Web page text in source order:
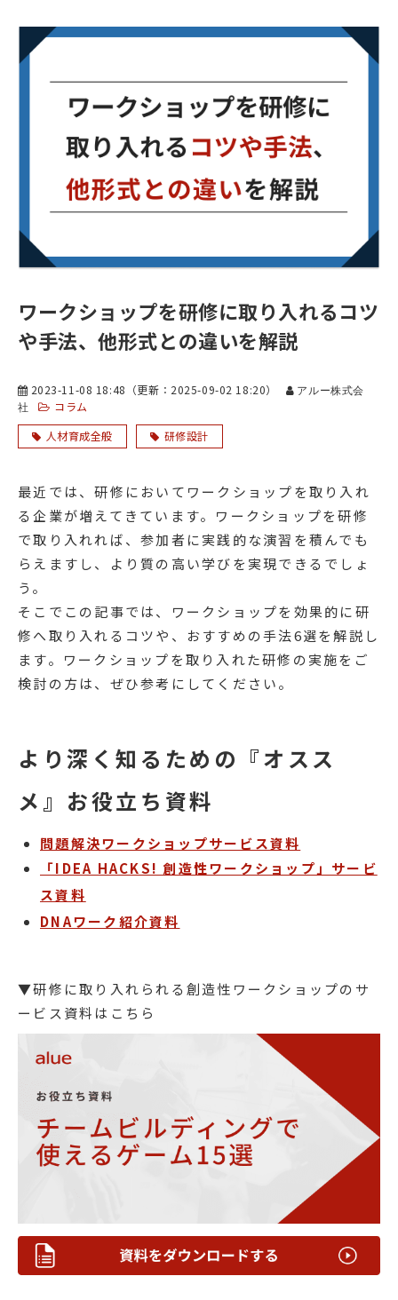
ワークショップを研修に取り入れるコツ
や手法、他形式との違いを解説
2023-11-08 18:48 （更新： 2025-09-02 18:20）
アルー株式会
社
コラム
人材育成全般
研修設計
最近では、研修においてワークショップを取り入れ
る企業が増えてきています。ワークショップを研修
で取り入れれば、参加者に実践的な演習を積んでも
らえますし、より質の高い学びを実現できるでしょ
う。
そこでこの記事では、ワークショップを効果的に研
修へ取り入れるコツや、おすすめの手法6選を解説し
ます。ワークショップを取り入れた研修の実施をご
検討の方は、ぜひ参考にしてください。
より深く知るための『オスス
メ』お役立ち資料
問題解決ワークショップサービス資料
「IDEA HACKS! 創造性ワークショップ」サービ
ス資料
DNAワーク紹介資料
▼研修に取り入れられる創造性ワークショップのサ
ービス資料はこちら